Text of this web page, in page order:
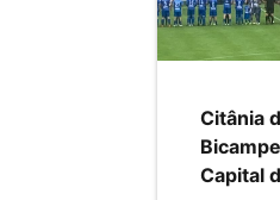
Citânia
Capital